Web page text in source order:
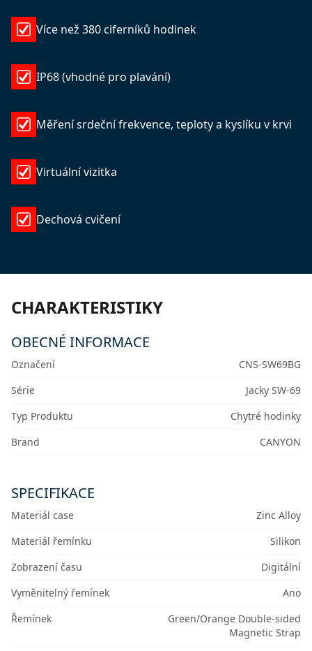
Více než 380 ciferníků hodinek
IP68 (vhodné pro plavání)
Měření srdeční frekvence, teploty a kyslíku v krvi
Virtuální vizitka
Dechová cvičení
CHARAKTERISTIKY
OBECNÉ INFORMACE
Označení
CNS-SW69BG
Série
Jacky SW-69
Typ Produktu
Chytré hodinky
Brand
CANYON
SPECIFIKACE
Materiál case
Zinc Alloy
Materiál řemínku
Silikon
Zobrazení času
Digitální
Vyměnitelný řemínek
Ano
Řemínek
Green/Orange Double-sided
Magnetic Strap